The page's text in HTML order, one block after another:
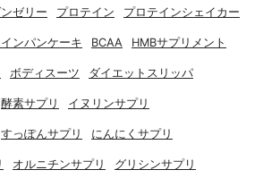
ゼリー プロテイン プロテインシェイカー
ンパンケーキ BCAA HMBサプリメント
ボディスーツ ダイエットスリッパ
酵素サプリ イヌリンサプリ
すっぽんサプリ にんにくサプリ
オルニチンサプリ グリシンサプリ